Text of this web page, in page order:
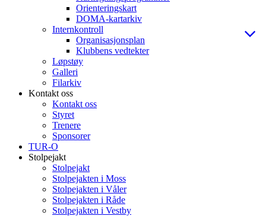
Orienteringskart
DOMA-kartarkiv
Internkontroll
Organisasjonsplan
Klubbens vedtekter
Løpstøy
Galleri
Filarkiv
Kontakt oss
Kontakt oss
Styret
Trenere
Sponsorer
TUR-O
Stolpejakt
Stolpejakt
Stolpejakten i Moss
Stolpejakten i Våler
Stolpejakten i Råde
Stolpejakten i Vestby